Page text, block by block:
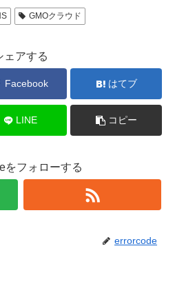
GMOクラウド
ェアする
Facebook はてブ
LINE コピー
をフォローする
errorcode